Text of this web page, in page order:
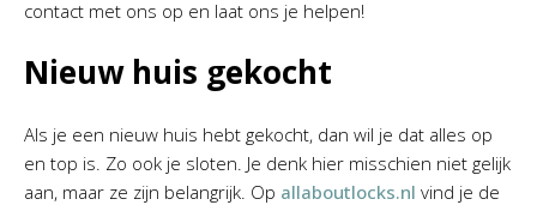
contact met ons op en laat ons je helpen!
Nieuw huis gekocht
Als je een nieuw huis hebt gekocht, dan wil je dat alles op
en top is. Zo ook je sloten. Je denk hier misschien niet gelijk
aan, maar ze zijn belangrijk. Op allaboutlocks.nl vind je de